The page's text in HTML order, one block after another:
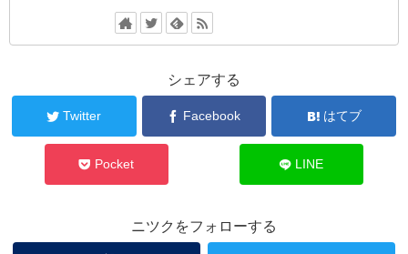
シェアする
Twitter Facebook はてブ
Pocket LINE
ニツクをフォローする